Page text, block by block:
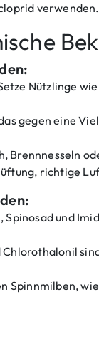
verwenden.
Nützlinge
gegen eine
Brennnesseln
richtige
Spinosad und
Spinnmilben,